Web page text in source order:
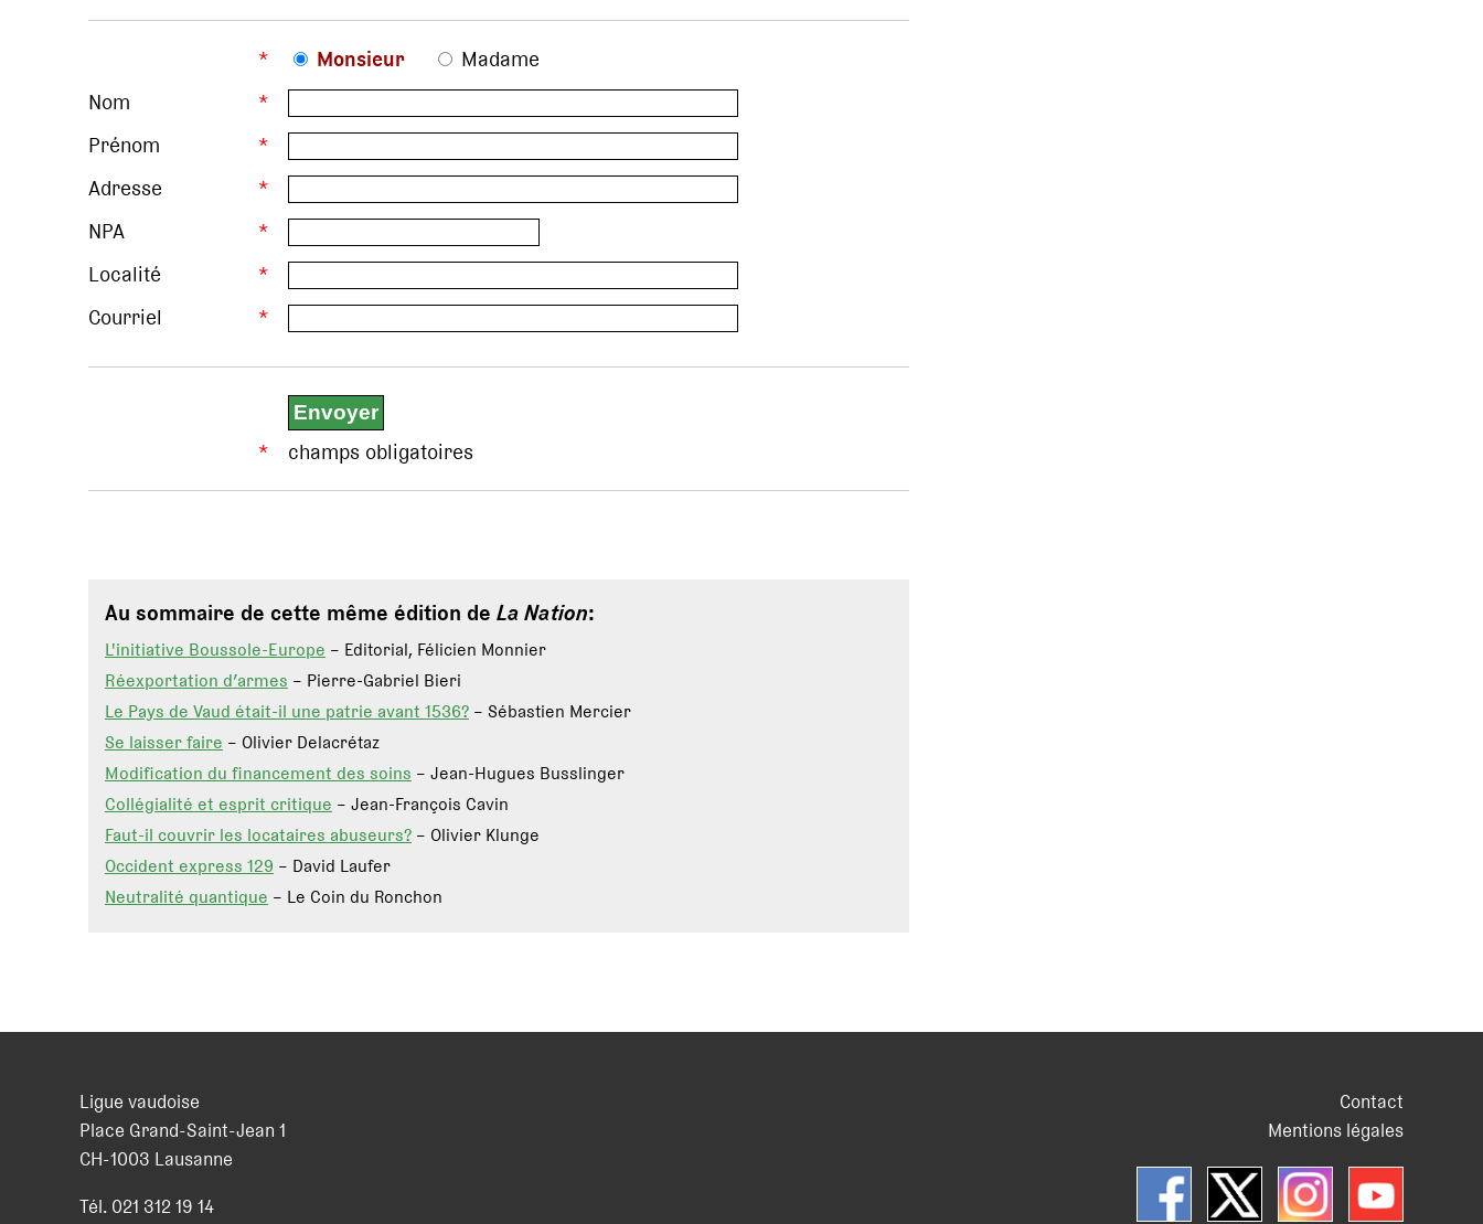
* Monsieur
Madame
Nom
*
Prénom
*
Adresse
*
NPA
*
Localité
*
Courriel
*
* champs obligatoires
Au sommaire de cette même édition de La Nation:
L'initiative Boussole-Europe – Editorial, Félicien Monnier
Réexportation d’armes – Pierre-Gabriel Bieri
Le Pays de Vaud était-il une patrie avant 1536? – Sébastien Mercier
Se laisser faire – Olivier Delacrétaz
Modification du financement des soins – Jean-Hugues Busslinger
Collégialité et esprit critique – Jean-François Cavin
Faut-il couvrir les locataires abuseurs? – Olivier Klunge
Occident express 129 – David Laufer
Neutralité quantique – Le Coin du Ronchon
Contact
Mentions légales
Ligue vaudoise
Place Grand-Saint-Jean 1
CH-1003 Lausanne
Tél.021 312 19 14